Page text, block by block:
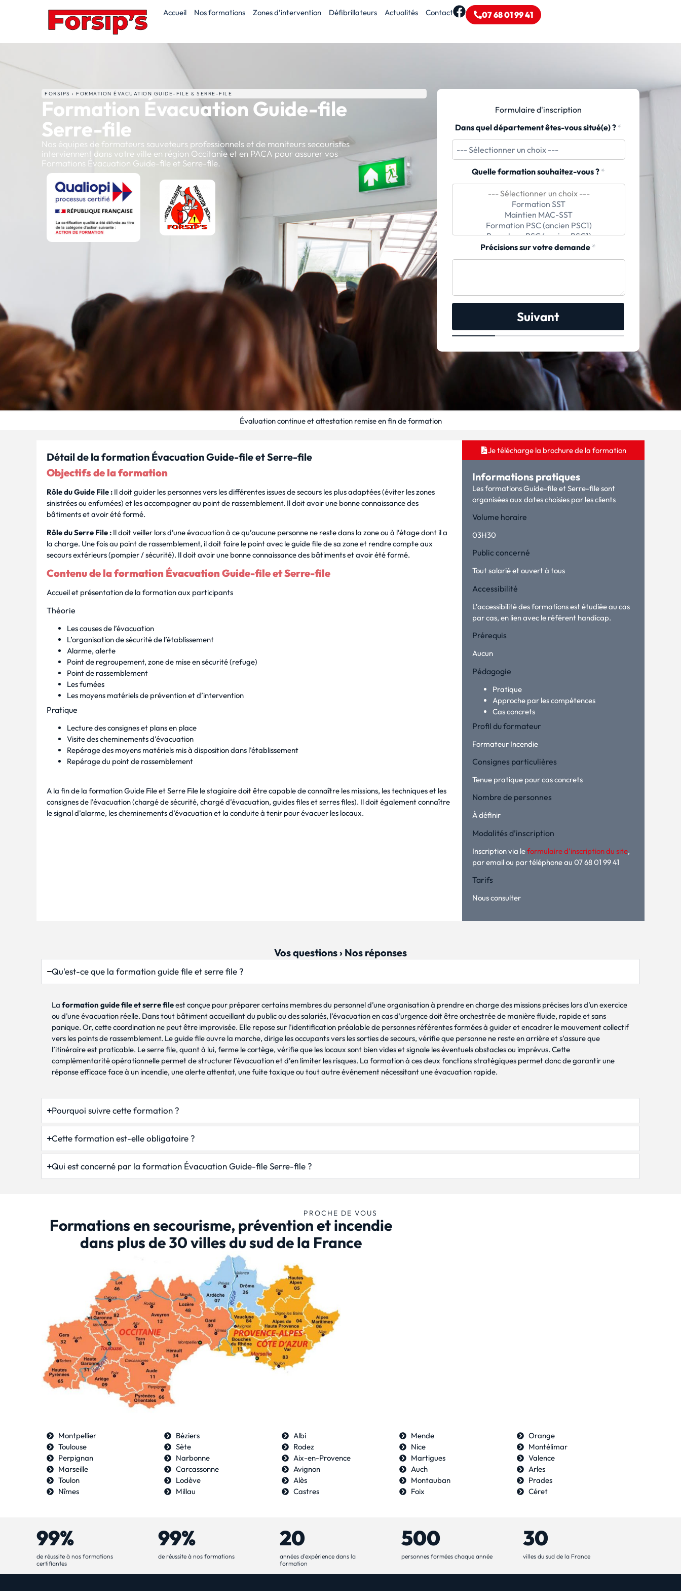
Accueil Nos formations Zones d’intervention Défibrillateurs Actualités Contact 07 68 01 99 41
FORSIPS › FORMATION ÉVACUATION GUIDE-FILE & SERRE-FILE
Formation Évacuation Guide-file
Serre-file
Nos équipes de formateurs sauveteurs professionnels et de moniteurs secouristes
interviennent dans votre ville en région Occitanie et en PACA pour assurer vos
Formations Évacuation Guide-file et Serre-file.
Formulaire d'inscription
Dans quel département êtes-vous situé(e) ? *
Quelle formation souhaitez-vous ? *
Précisions sur votre demande *
Suivant
Évaluation continue et attestation remise en fin de formation
Détail de la formation Évacuation Guide-file et Serre-file
Objectifs de la formation
Rôle du Guide File : Il doit guider les personnes vers les différentes issues de secours les plus adaptées (éviter les zones
sinistrées ou enfumées) et les accompagner au point de rassemblement. Il doit avoir une bonne connaissance des
bâtiments et avoir été formé.
Rôle du Serre File : Il doit veiller lors d’une évacuation à ce qu’aucune personne ne reste dans la zone ou à l’étage dont il a
la charge. Une fois au point de rassemblement, il doit faire le point avec le guide file de sa zone et rendre compte aux
secours extérieurs (pompier / sécurité). Il doit avoir une bonne connaissance des bâtiments et avoir été formé.
Contenu de la formation Évacuation Guide-file et Serre-file
Accueil et présentation de la formation aux participants
Théorie
Les causes de l’évacuation
L’organisation de sécurité de l’établissement
Alarme, alerte
Point de regroupement, zone de mise en sécurité (refuge)
Point de rassemblement
Les fumées
Les moyens matériels de prévention et d’intervention
Pratique
Lecture des consignes et plans en place
Visite des cheminements d’évacuation
Repérage des moyens matériels mis à disposition dans l’établissement
Repérage du point de rassemblement
A la fin de la formation Guide File et Serre File le stagiaire doit être capable de connaître les missions, les techniques et les
consignes de l’évacuation (chargé de sécurité, chargé d’évacuation, guides files et serres files). Il doit également connaître
le signal d’alarme, les cheminements d’évacuation et la conduite à tenir pour évacuer les locaux.
Je télécharge la brochure de la formation
Informations pratiques
Les formations Guide-file et Serre-file sont
organisées aux dates choisies par les clients
Volume horaire
03H30
Public concerné
Tout salarié et ouvert à tous
Accessibilité
L’accessibilité des formations est étudiée au cas
par cas, en lien avec le référent handicap.
Prérequis
Aucun
Pédagogie
Pratique
Approche par les compétences
Cas concrets
Profil du formateur
Formateur Incendie
Consignes particulières
Tenue pratique pour cas concrets
Nombre de personnes
À définir
Modalités d’inscription
Inscription via leformulaire d’inscription du site,
par email ou par téléphone au 07 68 01 99 41
Tarifs
Nous consulter
Vos questions › Nos réponses
Qu'est-ce que la formation guide file et serre file ?
La formation guide file et serre fileest conçue pour préparer certains membres du personnel d’une organisation à prendre en charge des missions précises lors d’un exercice
ou d’une évacuation réelle. Dans tout bâtiment accueillant du public ou des salariés, l’évacuation en cas d’urgence doit être orchestrée de manière fluide, rapide et sans
panique. Or, cette coordination ne peut être improvisée. Elle repose sur l’identification préalable de personnes référentes formées à guider et encadrer le mouvement collectif
vers les points de rassemblement. Le guide file ouvre la marche, dirige les occupants vers les sorties de secours, vérifie que personne ne reste en arrière et s’assure que
l’itinéraire est praticable. Le serre file, quant à lui, ferme le cortège, vérifie que les locaux sont bien vides et signale les éventuels obstacles ou imprévus. Cette
complémentarité opérationnelle permet de structurer l’évacuation et d’en limiter les risques. La formation à ces deux fonctions stratégiques permet donc de garantir une
réponse efficace face à un incendie, une alerte attentat, une fuite toxique ou tout autre événement nécessitant une évacuation rapide.
Pourquoi suivre cette formation ?
Cette formation est-elle obligatoire ?
Qui est concerné par la formation Évacuation Guide-file Serre-file ?
PROCHE DE VOUS
Formations en secourisme, prévention et incendie
dans plus de 30 villes du sud de la France
Montpellier
Toulouse
Perpignan
Marseille
Toulon
Nîmes
Béziers
Sète
Narbonne
Carcassonne
Lodève
Millau
Albi
Rodez
Aix-en-Provence
Avignon
Alès
Castres
Mende
Nice
Martigues
Auch
Montauban
Foix
Orange
Montélimar
Valence
Arles
Prades
Céret
99%
de réussite à nos formations
certifiantes
99%
de réussite à nos formations
20
années d'expérience dans la
formation
500
personnes formées chaque année
30
villes du sud de la France